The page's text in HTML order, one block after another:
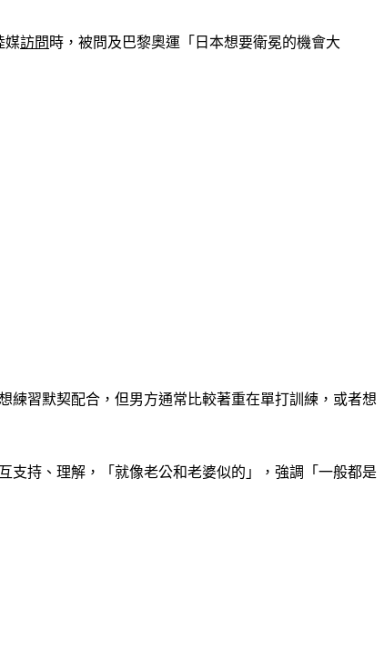
媒訪問 時，被問及巴黎奧運「日本想要衛冕的機會大
練習默契配合，但男方通常比較著重在單打訓練，或者想
支持、理解，「就像老公和老婆似的」，強調「一般都是